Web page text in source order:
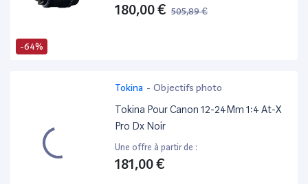
-64%
180,00 € 505,89 €
Tokina - Objectifs photo
Tokina Pour Canon 12-24Mm 1:4 At-X
Pro Dx Noir
Une offre à partir de :
181,00 €